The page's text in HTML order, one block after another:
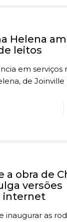
Helena
leitos
em serviços
de Joinville
a obra de
versões
internet
inaugurar as